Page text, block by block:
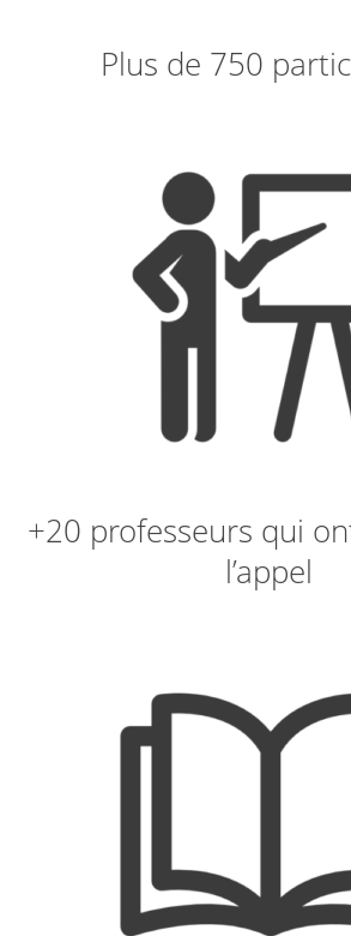
Plus de 750
+20 professeurs qui
l’appel